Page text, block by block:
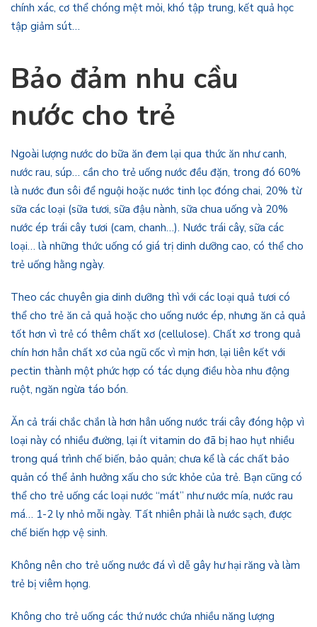
chính xác, cơ thể chóng mệt mỏi, khó tập trung, kết quả học
tập giảm sút…
Bảo đảm nhu cầu
nước cho trẻ
Ngoài lượng nước do bữa ăn đem lại qua thức ăn như canh,
nước rau, súp… cần cho trẻ uống nước đều đặn, trong đó 60%
là nước đun sôi để nguội hoặc nước tinh lọc đóng chai, 20% từ
sữa các loại (sữa tươi, sữa đậu nành, sữa chua uống và 20%
nước ép trái cây tươi (cam, chanh…). Nước trái cây, sữa các
loại… là những thức uống có giá trị dinh dưỡng cao, có thể cho
trẻ uống hằng ngày.
Theo các chuyên gia dinh dưỡng thì với các loại quả tươi có
thể cho trẻ ăn cả quả hoặc cho uống nước ép, nhưng ăn cả quả
tốt hơn vì trẻ có thêm chất xơ (cellulose). Chất xơ trong quả
chín hơn hẳn chất xơ của ngũ cốc vì mịn hơn, lại liên kết với
pectin thành một phức hợp có tác dụng điều hòa nhu động
ruột, ngăn ngừa táo bón.
Ăn cả trái chắc chắn là hơn hẳn uống nước trái cây đóng hộp vì
loại này có nhiều đường, lại ít vitamin do đã bị hao hụt nhiều
trong quá trình chế biến, bảo quản; chưa kể là các chất bảo
quản có thể ảnh hưởng xấu cho sức khỏe của trẻ. Bạn cũng có
thể cho trẻ uống các loại nước “mát” như nước mía, nước rau
má… 1-2 ly nhỏ mỗi ngày. Tất nhiên phải là nước sạch, được
chế biến hợp vệ sinh.
Không nên cho trẻ uống nước đá vì dễ gây hư hại răng và làm
trẻ bị viêm họng.
Không cho trẻ uống các thứ nước chứa nhiều năng lượng